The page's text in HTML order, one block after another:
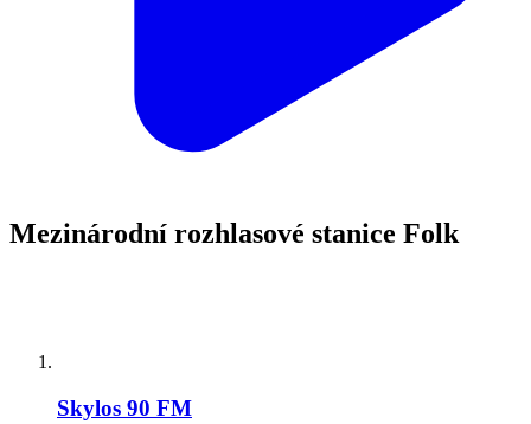
Mezinárodní rozhlasové stanice Folk
Skylos 90 FM